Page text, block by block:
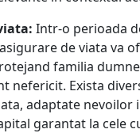
Intr-o perioada
de viata va
familia
nefericit. Exista
adaptate nevoilor
garantat la cele